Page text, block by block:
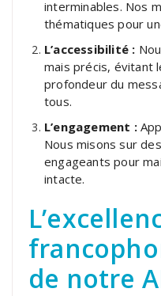
interminables. Nos
thématiques pour
L’accessibilité :
mais précis, évitant
profondeur du
tous.
L’engagement :
Nous misons sur
engageants pour
intacte.
de notre